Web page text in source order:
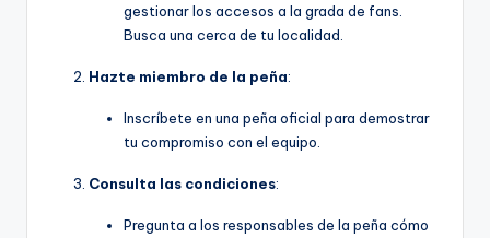
gestionar los accesos a la grada de fans.
Busca una cerca de tu localidad.
Hazte miembro de la peña:
Inscríbete en una peña oficial para demostrar
tu compromiso con el equipo.
Consulta las condiciones:
Pregunta a los responsables de la peña cómo